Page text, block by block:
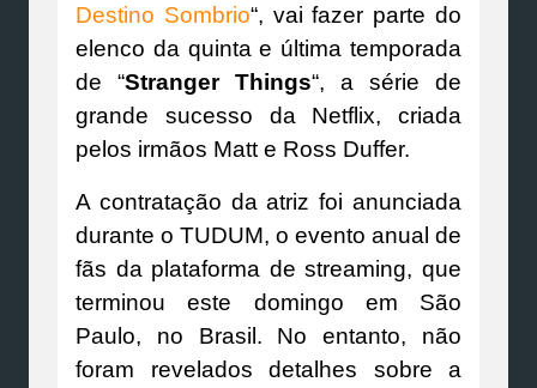
Destino Sombrio“, vai fazer parte do
elenco da quinta e última temporada
de “Stranger Things“, a série de
grande sucesso da Netflix, criada
pelos irmãos Matt e Ross Duffer.
A contratação da atriz foi anunciada
durante o TUDUM, o evento anual de
fãs da plataforma de streaming, que
terminou este domingo em São
Paulo, no Brasil. No entanto, não
foram revelados detalhes sobre a